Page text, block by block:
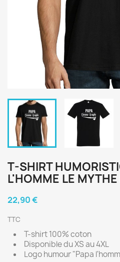
T-SHIRT
L'HOMME LE MYTHE
22,90 €
TTC
T-shirt 100% coton
Disponible du XS au 4XL
Logo humour "Papa